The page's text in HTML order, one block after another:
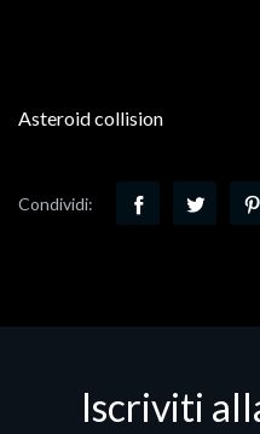
Asteroid collision
Condividi:
Iscriviti